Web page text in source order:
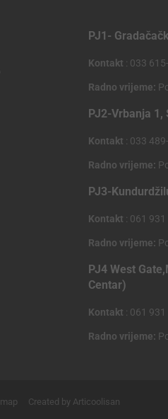
PJ1-
Kontakt : 033
Radno vrijeme:
PJ2-Vrbanja 1,
Kontakt : 033
Radno vrijeme:
PJ3-
Kontakt : 061 931
Radno vrijeme:
PJ4 West
Centar)
Kontakt : 061 931
Radno vrijeme:
Created by Articoolisan